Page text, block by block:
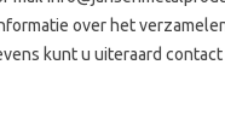
over het
kunt u uiteraard